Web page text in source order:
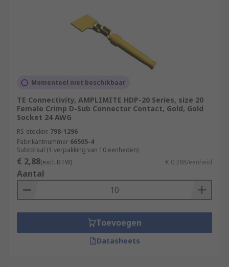
Momenteel niet beschikbaar
TE Connectivity, AMPLIMITE HDP-20 Series, size 20
Female Crimp D-Sub Connector Contact, Gold, Gold
Socket 24 AWG
RS-stocknr. 798-1296
Fabrikantnummer 66505-4
Subtotaal (1 verpakking van 10 eenheden)
€ 2,88(excl. BTW) € 0,288/eenheid
Aantal
Toevoegen
Datasheets